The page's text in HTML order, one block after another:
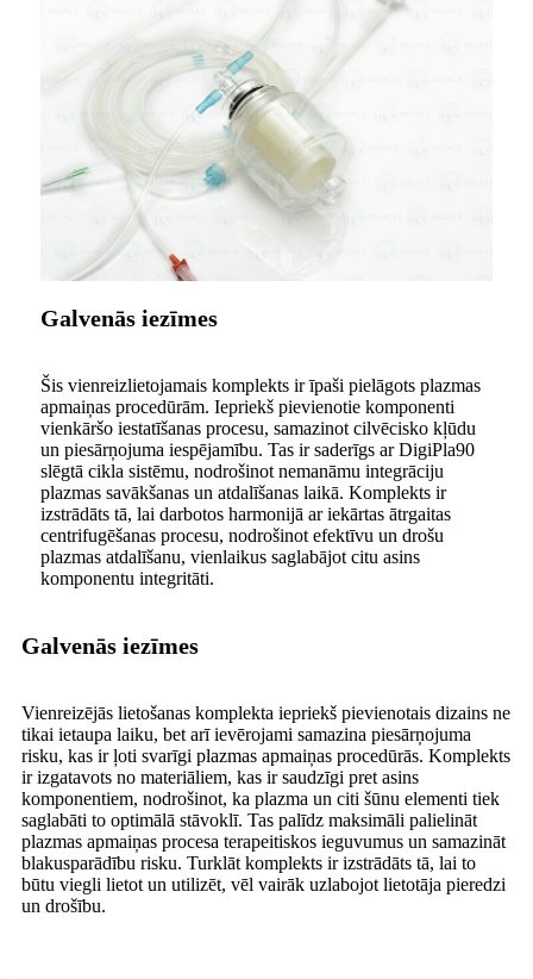
Galvenās iezīmes
Šis vienreizlietojamais komplekts ir īpaši pielāgots plazmas
apmaiņas procedūrām. Iepriekš pievienotie komponenti
vienkāršo iestatīšanas procesu, samazinot cilvēcisko kļūdu
un piesārņojuma iespējamību. Tas ir saderīgs ar DigiPla90
slēgtā cikla sistēmu, nodrošinot nemanāmu integrāciju
plazmas savākšanas un atdalīšanas laikā. Komplekts ir
izstrādāts tā, lai darbotos harmonijā ar iekārtas ātrgaitas
centrifugēšanas procesu, nodrošinot efektīvu un drošu
plazmas atdalīšanu, vienlaikus saglabājot citu asins
komponentu integritāti.
Galvenās iezīmes
Vienreizējās lietošanas komplekta iepriekš pievienotais dizains ne
tikai ietaupa laiku, bet arī ievērojami samazina piesārņojuma
risku, kas ir ļoti svarīgi plazmas apmaiņas procedūrās. Komplekts
ir izgatavots no materiāliem, kas ir saudzīgi pret asins
komponentiem, nodrošinot, ka plazma un citi šūnu elementi tiek
saglabāti to optimālā stāvoklī. Tas palīdz maksimāli palielināt
plazmas apmaiņas procesa terapeitiskos ieguvumus un samazināt
blakusparādību risku. Turklāt komplekts ir izstrādāts tā, lai to
būtu viegli lietot un utilizēt, vēl vairāk uzlabojot lietotāja pieredzi
un drošību.